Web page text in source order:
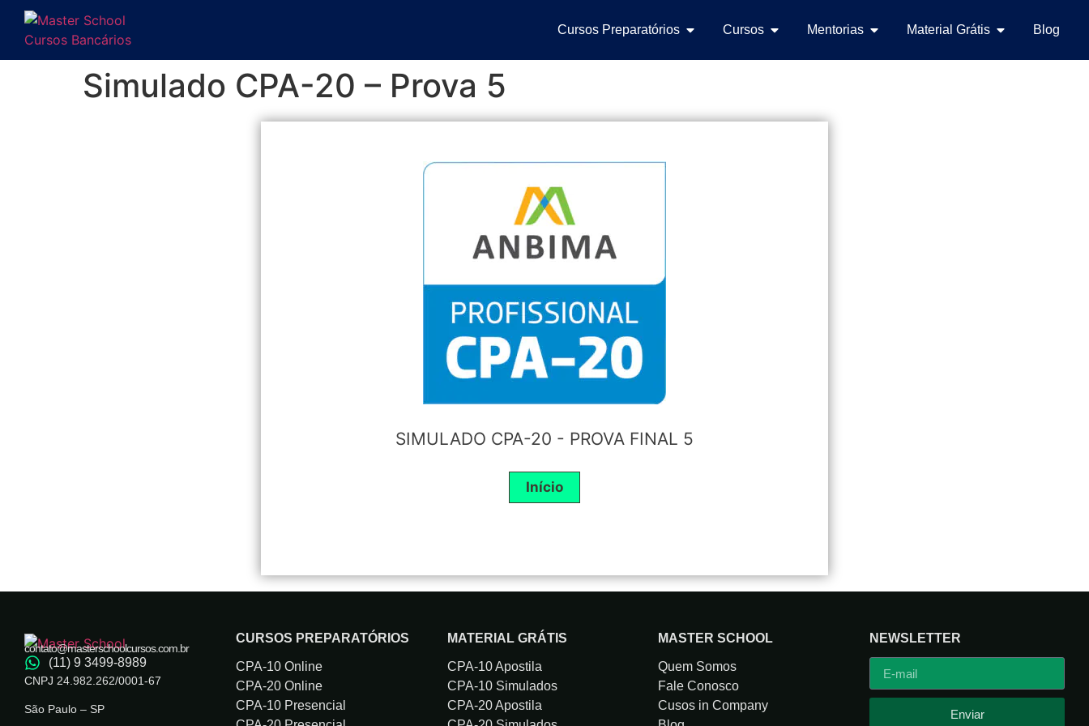
Cursos Preparatórios Cursos Mentorias Material Grátis Blog
Simulado CPA-20 – Prova 5
SIMULADO CPA-20 - PROVA FINAL 5
(11) 9 3499-8989
contato@masterschoolcursos.com.br
CNPJ 24.982.262/0001-67
São Paulo – SP
CURSOS PREPARATÓRIOS
CPA-10 Online
CPA-20 Online
CPA-10 Presencial
MATERIAL GRÁTIS
CPA-10 Apostila
CPA-10 Simulados
CPA-20 Apostila
MASTER SCHOOL
Quem Somos
Fale Conosco
Cusos in Company
NEWSLETTER
Enviar